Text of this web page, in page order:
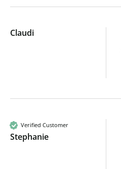
Claudi
Verified Customer
Stephanie